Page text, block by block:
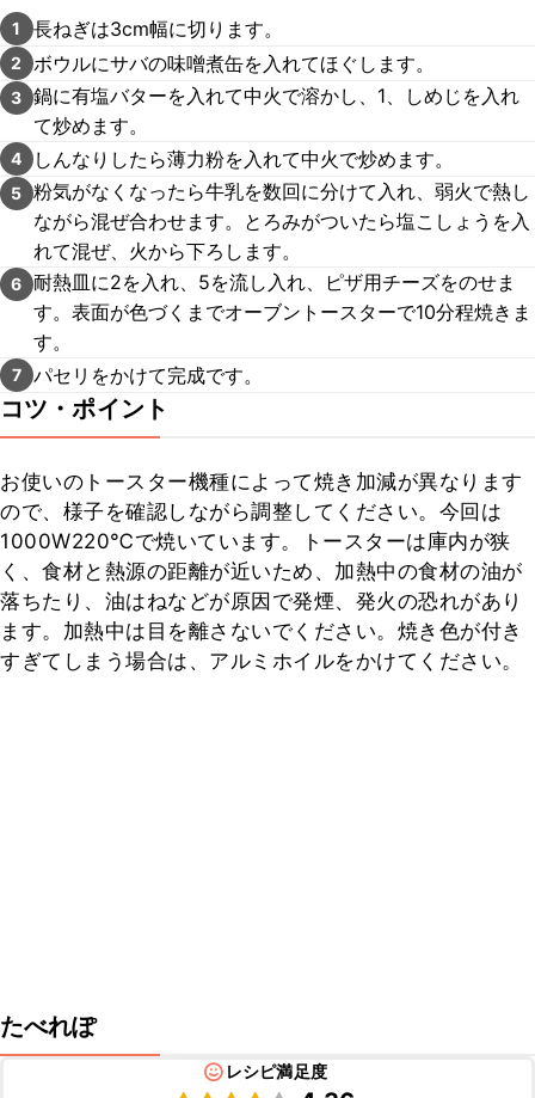
1 長ねぎは3cm幅に切ります。
2 ボウルにサバの味噌煮缶を入れてほぐします。
3 鍋に有塩バターを入れて中火で溶かし、1、しめじを入れ
て炒めます。
4 しんなりしたら薄力粉を入れて中火で炒めます。
5 粉気がなくなったら牛乳を数回に分けて入れ、弱火で熱し
ながら混ぜ合わせます。とろみがついたら塩こしょうを入
れて混ぜ、火から下ろします。
6 耐熱皿に2を入れ、5を流し入れ、ピザ用チーズをのせま
す。表面が色づくまでオーブントースターで10分程焼きま
す。
7 パセリをかけて完成です。
コツ・ポイント
お使いのトースター機種によって焼き加減が異なります
ので、様子を確認しながら調整してください。今回は
1000W220℃で焼いています。トースターは庫内が狭
く、食材と熱源の距離が近いため、加熱中の食材の油が
落ちたり、油はねなどが原因で発煙、発火の恐れがあり
ます。加熱中は目を離さないでください。焼き色が付き
すぎてしまう場合は、アルミホイルをかけてください。
たべれぽ
レシピ満足度